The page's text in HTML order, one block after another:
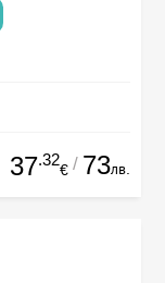
37.32
€ / 73лв.